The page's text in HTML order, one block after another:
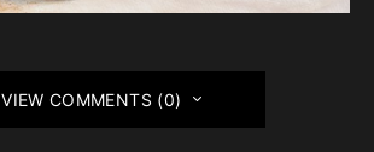
VIEW COMMENTS (0)